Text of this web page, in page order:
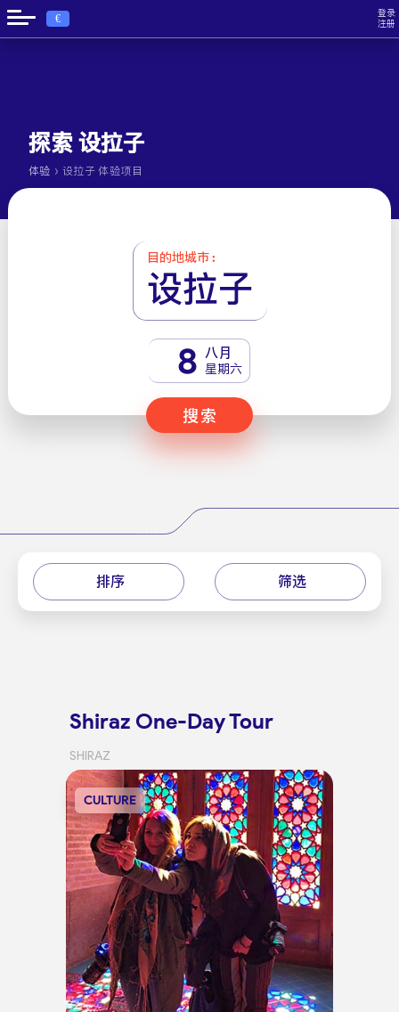
€
登录
注册
探索 设拉子
体验 › 设拉子 体验项目
目的地城市 :
设拉子
8 八月
星期六
搜索
排序 筛选
Shiraz One-Day Tour
SHIRAZ
CULTURE